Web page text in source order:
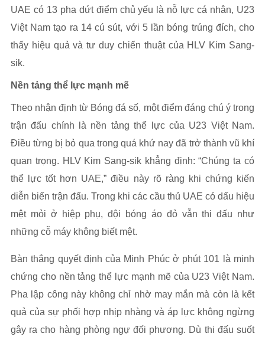
UAE có 13 pha dứt điểm chủ yếu là nỗ lực cá nhân, U23
Việt Nam tạo ra 14 cú sút, với 5 lần bóng trúng đích, cho
thấy hiệu quả và tư duy chiến thuật của HLV Kim Sang-
sik.
Nền tảng thể lực mạnh mẽ
Theo nhận định từ Bóng đá số, một điểm đáng chú ý trong
trận đấu chính là nền tảng thể lực của U23 Việt Nam.
Điều từng bị bỏ qua trong quá khứ nay đã trở thành vũ khí
quan trọng. HLV Kim Sang-sik khẳng định: “Chúng ta có
thể lực tốt hơn UAE,” điều này rõ ràng khi chứng kiến
diễn biến trận đấu. Trong khi các cầu thủ UAE có dấu hiệu
mệt mỏi ở hiệp phụ, đội bóng áo đỏ vẫn thi đấu như
những cỗ máy không biết mệt.
Bàn thắng quyết định của Minh Phúc ở phút 101 là minh
chứng cho nền tảng thể lực mạnh mẽ của U23 Việt Nam.
Pha lập công này không chỉ nhờ may mắn mà còn là kết
quả của sự phối hợp nhịp nhàng và áp lực không ngừng
gây ra cho hàng phòng ngự đối phương. Dù thi đấu suốt